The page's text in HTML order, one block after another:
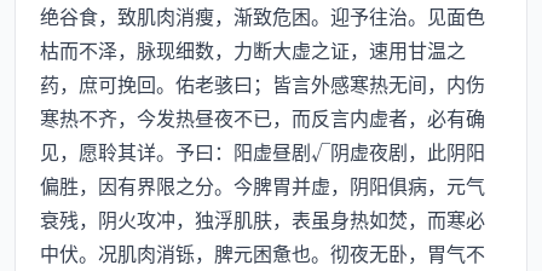
绝谷食，致肌肉消瘦，渐致危困。迎予往治。见面色
枯而不泽，脉现细数，力断大虚之证，速用甘温之
药，庶可挽回。佑老骇曰；皆言外感寒热无间，内伤
寒热不齐，今发热昼夜不已，而反言内虚者，必有确
见，愿聆其详。予曰：阳虚昼剧√阴虚夜剧，此阴阳
偏胜，因有界限之分。今脾胃并虚，阴阳俱病，元气
衰残，阴火攻冲，独浮肌肤，表虽身热如焚，而寒必
中伏。况肌肉消铄，脾元困惫也。彻夜无卧，胃气不